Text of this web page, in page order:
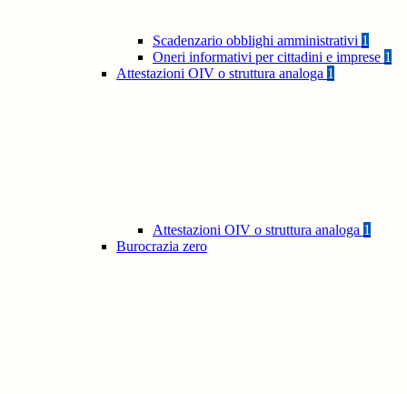
Scadenzario obblighi amministrativi 1
Oneri informativi per cittadini e imprese 1
Attestazioni OIV o struttura analoga 1
Attestazioni OIV o struttura analoga 1
Burocrazia zero